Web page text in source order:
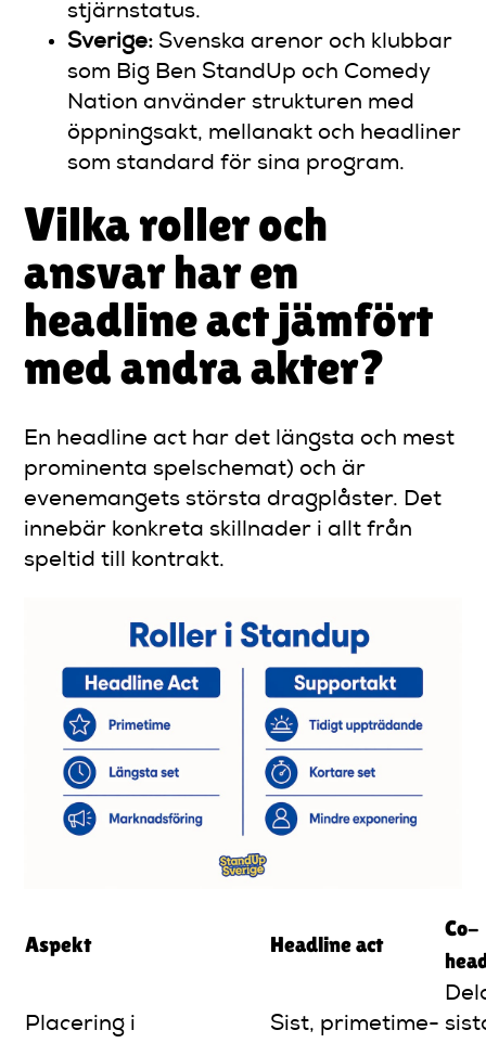
stjärnstatus.
Sverige: Svenska arenor och klubbar
som Big Ben StandUp och Comedy
Nation använder strukturen med
öppningsakt, mellanakt och headliner
som standard för sina program.
Vilka roller och
ansvar har en
headline act jämfört
med andra akter?
En headline act har det längsta och mest
prominenta spelschemat) och är
evenemangets största dragplåster. Det
innebär konkreta skillnader i allt från
speltid till kontrakt.
Aspekt Headline act
Co-
Placering i
Sist, primetime-